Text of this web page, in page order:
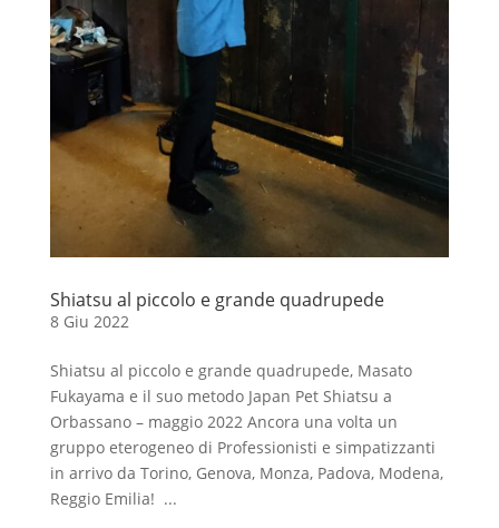
Shiatsu al piccolo e grande quadrupede
8 Giu 2022
Shiatsu al piccolo e grande quadrupede, Masato
Fukayama e il suo metodo Japan Pet Shiatsu a
Orbassano – maggio 2022 Ancora una volta un
gruppo eterogeneo di Professionisti e simpatizzanti
in arrivo da Torino, Genova, Monza, Padova, Modena,
Reggio Emilia! ...